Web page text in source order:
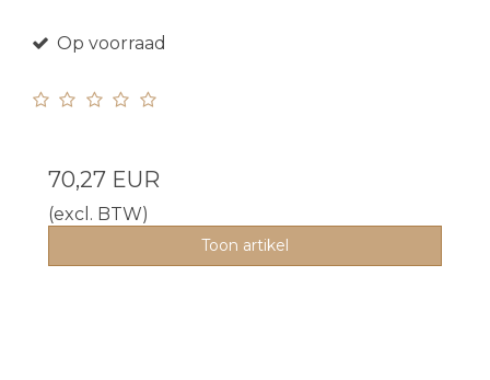
Op voorraad
70,27 EUR
(excl. BTW)
Toon artikel